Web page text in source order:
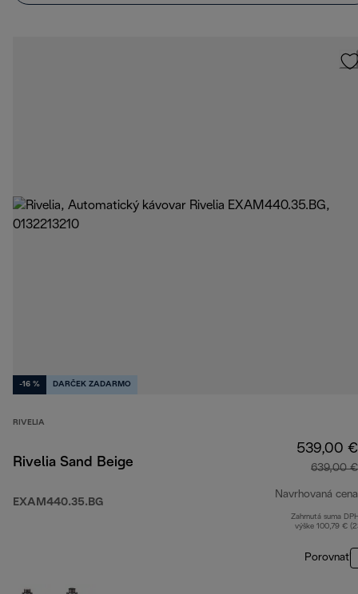
-16 % DARČEK ZADARMO
RIVELIA
Rivelia Sand Beige
EXAM440.35.BG
539,00 €
639,00 €
Navrhovaná cena
Zahrnutá suma
výške 100,79 €
Porovnať